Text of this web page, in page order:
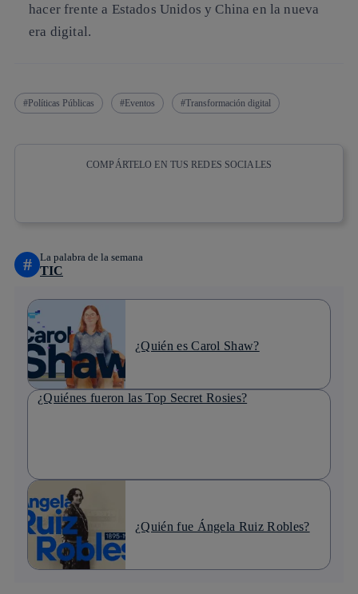
hacer frente a Estados Unidos y China en la nueva
era digital.
Políticas Públicas Eventos Transformación digital
COMPÁRTELO EN TUS REDES SOCIALES
# La palabra de la semana
TIC
¿Quién es Carol Shaw?
¿Quiénes fueron las Top Secret Rosies?
¿Quién fue Ángela Ruiz Robles?